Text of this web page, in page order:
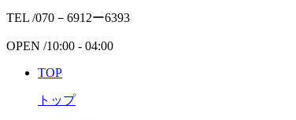
TEL /070－6912ー6393
OPEN /10:00 - 04:00
TOP
トップ